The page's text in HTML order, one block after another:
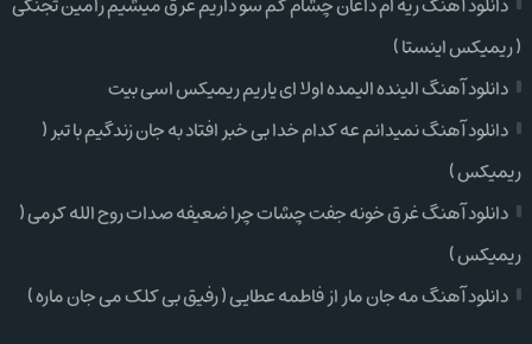
دانلود آهنگ ریه ام داغان چشام کم سو داریم غرق میشیم رامین تجنگی
( ریمیکس اینستا )
دانلود آهنگ الینده الیمده اولا ای یاریم ریمیکس اسی بیت
دانلود آهنگ نمیدانم عه کدام خدا بی خبر افتاد به جان زندگیم با تبر (
ریمیکس )
دانلود آهنگ غرق خونه جفت چشات چرا ضعیفه صدات روح الله کرمی (
ریمیکس )
دانلود آهنگ مه جان مار از فاطمه عطایی ( رفیق بی کلک می جان ماره )